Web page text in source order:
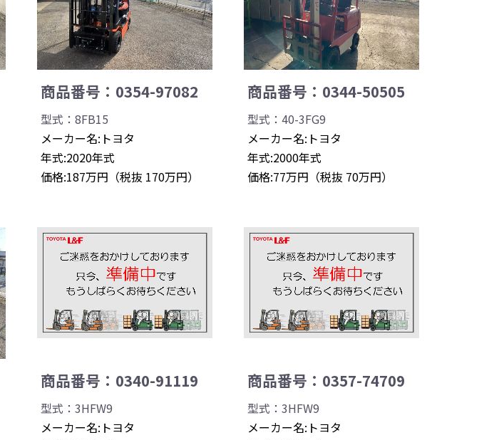
商品番号：0354-97082
型式：8FB15
メーカー名:トヨタ
年式:2020年式
価格:187万円（税抜 170万円）
商品番号：0344-50505
型式：40-3FG9
メーカー名:トヨタ
年式:2000年式
価格:77万円（税抜 70万円）
商品番号：0340-91119
型式：3HFW9
メーカー名:トヨタ
商品番号：0357-74709
型式：3HFW9
メーカー名:トヨタ